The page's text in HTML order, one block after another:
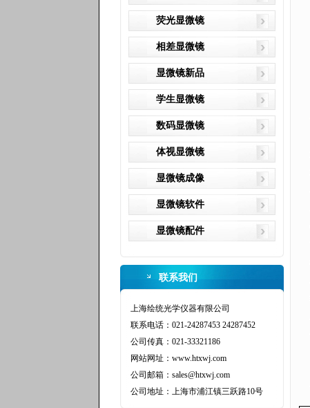
荧光显微镜
相差显微镜
显微镜新品
学生显微镜
数码显微镜
体视显微镜
显微镜成像
显微镜软件
显微镜配件
联系我们
上海绘统光学仪器有限公司
联系电话：021-24287453 24287452
公司传真：021-33321186
网站网址：www.htxwj.com
公司邮箱：sales@htxwj.com
公司地址：上海市浦江镇三跃路10号